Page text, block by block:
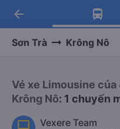
Tải app
Nhận ưu đãi
Tải app
-30k/ghế
arrow_back
Sơn Trà Krông Nô
Vé xe Limousine
Krông Nô: 1 chuyến
Vexere Team